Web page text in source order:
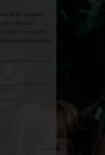
divlji i slobodni.
Djeca se
s prirodom.
prokrčiti nov put